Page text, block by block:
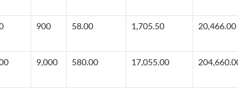
900 58.00 1,705.50 20,466.00
9,000 580.00 17,055.00